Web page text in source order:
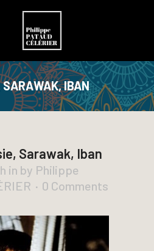
IBAN
Sarawak, Iban
in by Philippe
0 Comments